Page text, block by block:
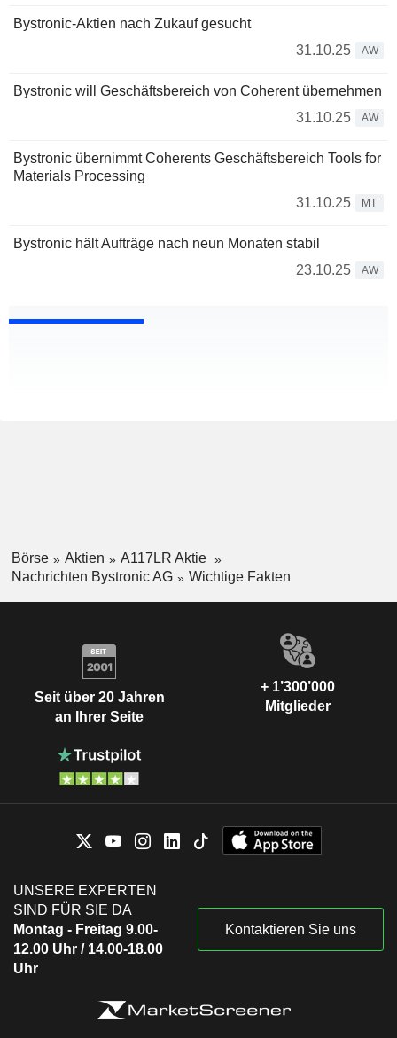
Bystronic-Aktien nach Zukauf gesucht
31.10.25
AW
Bystronic will Geschäftsbereich von Coherent übernehmen
31.10.25
AW
Bystronic übernimmt Coherents Geschäftsbereich Tools for
Materials Processing
31.10.25
MT
Bystronic hält Aufträge nach neun Monaten stabil
23.10.25
AW
Börse Aktien
A117LR Aktie
Nachrichten Bystronic AG
Wichtige Fakten
Seit über 20 Jahren
an Ihrer Seite
+ 1’300’000
Mitglieder
UNSERE EXPERTEN
SIND FÜR SIE DA
Montag - Freitag 9.00-
12.00 Uhr / 14.00-18.00
Uhr
Kontaktieren Sie uns